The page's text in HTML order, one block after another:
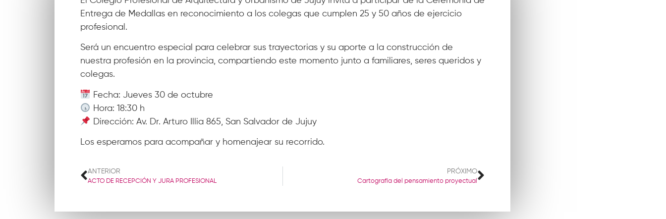
Entrega de Medallas en reconocimiento a los colegas que cumplen 25 y 50 años de ejercicio
profesional.
Será un encuentro especial para celebrar sus trayectorias y su aporte a la construcción de
nuestra profesión en la provincia, compartiendo este momento junto a familiares, seres queridos y
colegas.
Fecha: Jueves 30 de octubre
Hora: 18:30 h
Dirección: Av. Dr. Arturo Illia 865, San Salvador de Jujuy
Los esperamos para acompañar y homenajear su recorrido.
ANTERIOR
ACTO DE RECEPCIÓN Y JURA PROFESIONAL
PRÓXIMO
Cartografía del pensamiento proyectual